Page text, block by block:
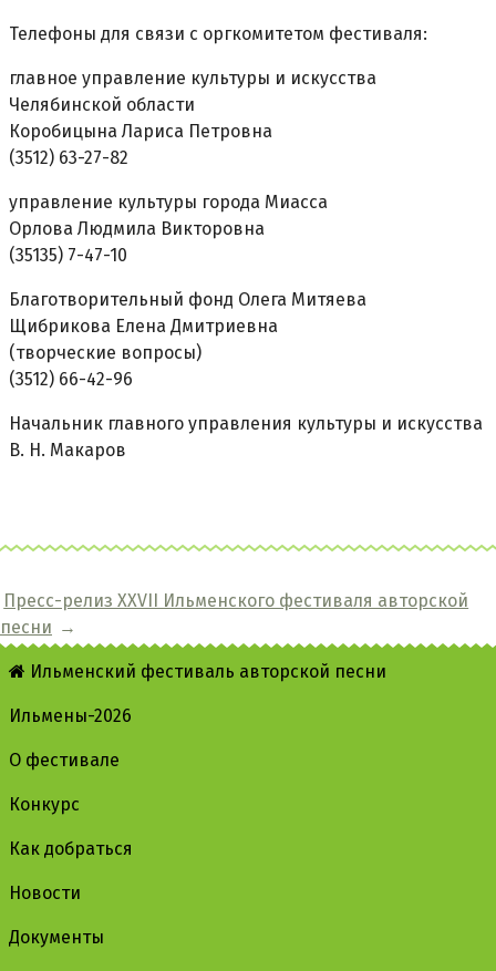
Телефоны для связи с оргкомитетом фестиваля:
главное управление культуры и искусства
Челябинской области
Коробицына Лариса Петровна
(3512) 63-27-82
управление культуры города Миасса
Орлова Людмила Викторовна
(35135) 7-47-10
Благотворительный фонд Олега Митяева
Щибрикова Елена Дмитриевна
(творческие вопросы)
(3512) 66-42-96
Начальник главного управления культуры и искусства
В. Н. Макаров
Пресс-релиз XXVII Ильменского фестиваля авторской
песни →
Ильменский фестиваль авторской песни
Ильмены-2026
О фестивале
Конкурс
Как добраться
Новости
Документы